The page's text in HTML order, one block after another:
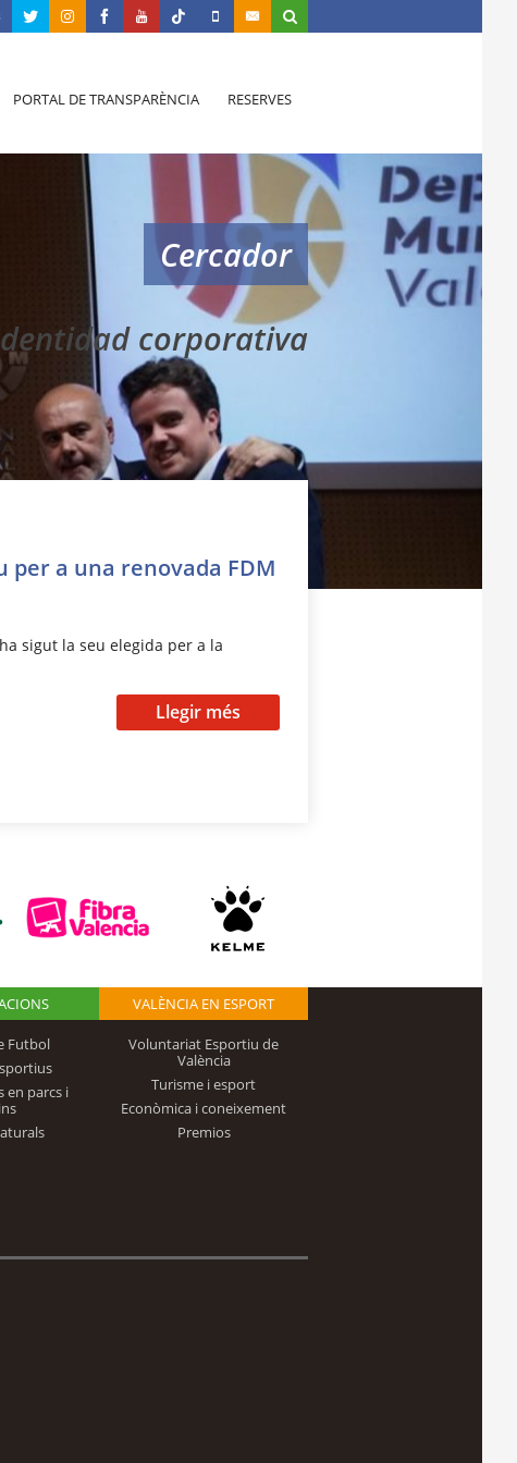
PORTAL DE TRANSPARÈNCIA RESERVES
Cercador
corporativa
per a una renovada FDM
sigut la seu elegida per a la
Llegir més
Futbol
en parcs i
VALÈNCIA EN ESPORT
Voluntariat Esportiu de
València
Turisme i esport
Econòmica i coneixement
Premios